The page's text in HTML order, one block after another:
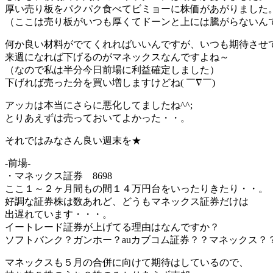
厚い売り板をパクパク食べてビミョーに株価があがりました。
（ここは売り板がいつも厚くてドーンと上には騰がらないん
何か良い材料がでてくれればいいんですが、いつも期待させ
来週になれば下げるのがマネックスなんですよね～
（なので私は半分今日前場に利益確定しました）
下げれば売った分を買い増しますけどね( ￣∇￣)
アッカは本当にさらに悪化してましたね^^;
とりあえずは売っておいてよかった・・。
それではみなさん良い週末を★
-前場-
・マネックス証券 8698
ここ１～２ヶ月間もの間１４万円台をいったりきたり・・。
好調な証券株は数あれど、どうもマネックス証券だけは
出遅れています・・・。
イートレード証券が上げてる理由はなんですか？
ソフトバンク？ガンホー？auカブコム証券？？マネックス？
マネックスも５月の合併に向けて期待はしているので、